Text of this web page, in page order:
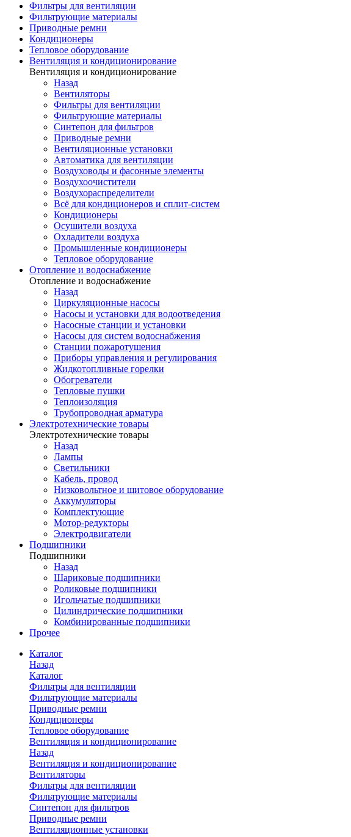
Фильтры для вентиляции
Фильтрующие материалы
Приводные ремни
Кондиционеры
Тепловое оборудование
Вентиляция и кондиционирование
Вентиляция и кондиционирование
Назад
Вентиляторы
Фильтры для вентиляции
Фильтрующие материалы
Синтепон для фильтров
Приводные ремни
Вентиляционные установки
Автоматика для вентиляции
Воздуховоды и фасонные элементы
Воздухоочистители
Воздухораспределители
Всё для кондиционеров и сплит-систем
Кондиционеры
Осушители воздуха
Охладители воздуха
Промышленные кондиционеры
Тепловое оборудование
Отопление и водоснабжение
Отопление и водоснабжение
Назад
Циркуляционные насосы
Насосы и установки для водоотведения
Насосные станции и установки
Насосы для систем водоснабжения
Станции пожаротушения
Приборы управления и регулирования
Жидкотопливные горелки
Обогреватели
Тепловые пушки
Теплоизоляция
Трубопроводная арматура
Электротехнические товары
Электротехнические товары
Назад
Лампы
Светильники
Кабель, провод
Низковольтное и щитовое оборудование
Аккумуляторы
Комплектующие
Мотор-редукторы
Электродвигатели
Подшипники
Подшипники
Назад
Шариковые подшипники
Роликовые подшипники
Игольчатые подшипники
Цилиндрические подшипники
Комбинированные подшипники
Прочее
Каталог
Назад
Каталог
Фильтры для вентиляции
Фильтрующие материалы
Приводные ремни
Кондиционеры
Тепловое оборудование
Вентиляция и кондиционирование
Назад
Вентиляция и кондиционирование
Вентиляторы
Фильтры для вентиляции
Фильтрующие материалы
Синтепон для фильтров
Приводные ремни
Вентиляционные установки